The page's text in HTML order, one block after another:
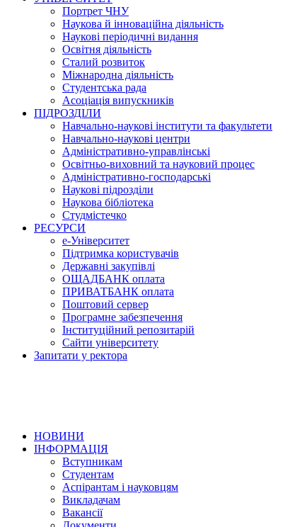
Портрет ЧНУ
Наукова й інноваційна діяльність
Наукові періодичні видання
Освітня діяльність
Сталий розвиток
Міжнародна діяльність
Студентська рада
Асоціація випускників
ПІДРОЗДІЛИ
Навчально-наукові інститути та факультети
Навчально-наукові центри
Адміністративно-управлінські
Освітньо-виховний та науковий процес
Адміністративно-господарські
Наукові підрозділи
Наукова бібліотека
Студмістечко
РЕСУРСИ
е-Університет
Підтримка користувачів
Державні закупівлі
ОЩАДБАНК оплата
ПРИВАТБАНК оплата
Поштовий сервер
Програмне забезпечення
Інституційний репозитарій
Сайти університету
Запитати у ректора
НОВИНИ
ІНФОРМАЦІЯ
Вступникам
Студентам
Аспірантам і науковцям
Викладачам
Вакансії